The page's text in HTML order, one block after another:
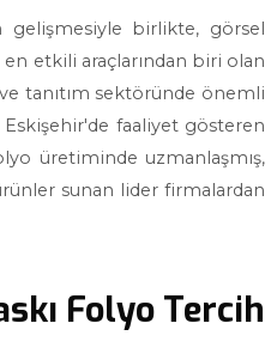
gelişmesiyle birlikte, görsel
etkili araçlarından biri olan
tanıtım sektöründe önemli
faaliyet gösteren
üretiminde uzmanlaşmış,
sunan lider firmalardan
Folyo Tercih